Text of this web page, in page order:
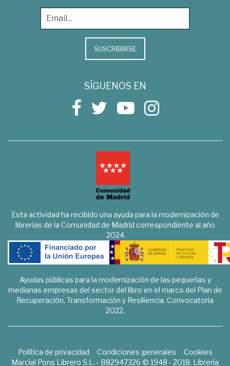
SUSCRIBIRSE
SÍGUENOS EN
Esta actividad ha recibido una ayuda para la modernización de
librerías de la Comunidad de Madrid correspondiente al año
2024
Ayudas públicas para la modernización de las pequeñas y
medianas empresas del sector del libro en el marco del Plan de
Recuperación, Transformación y Resiliencia. Convocatoria
2022.
Política de privacidad Condiciones generales
Cookies
Marcial Pons Librero S.L. - B82947326 © 1948 - 2018. Librería